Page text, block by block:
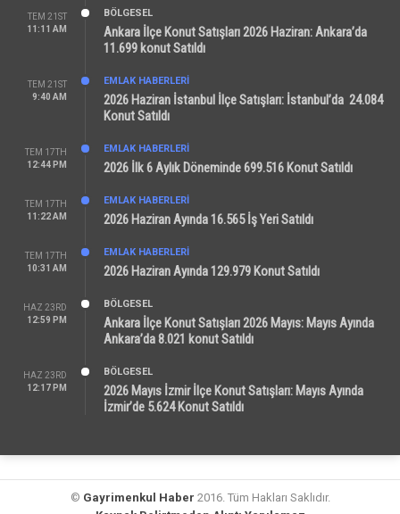
TEM 21ST
11:11 AM
BÖLGESEL
Ankara İlçe Konut Satışları 2026 Haziran: Ankara’da
11.699 konut Satıldı
TEM 21ST
9:40 AM
EMLAK HABERLERI
2026 Haziran İstanbul İlçe Satışları: İstanbul’da 24.084
Konut Satıldı
TEM 17TH
12:44 PM
EMLAK HABERLERI
2026 İlk 6 Aylık Döneminde 699.516 Konut Satıldı
TEM 17TH
11:22 AM
EMLAK HABERLERI
2026 Haziran Ayında 16.565 İş Yeri Satıldı
TEM 17TH
10:31 AM
EMLAK HABERLERI
2026 Haziran Ayında 129.979 Konut Satıldı
HAZ 23RD
12:59 PM
BÖLGESEL
Ankara İlçe Konut Satışları 2026 Mayıs: Mayıs Ayında
Ankara’da 8.021 konut Satıldı
HAZ 23RD
12:17 PM
BÖLGESEL
2026 Mayıs İzmir İlçe Konut Satışları: Mayıs Ayında
İzmir’de 5.624 Konut Satıldı
© Gayrimenkul Haber 2016. Tüm Hakları Saklıdır.